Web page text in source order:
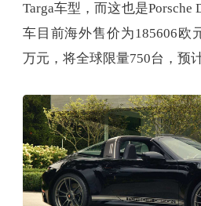
Targa车型，而这也是Porsche
车目前海外售价为185606欧
万元，将全球限量750台，预